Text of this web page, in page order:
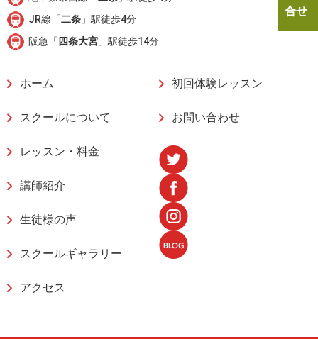
JR線「二条 」駅徒歩4分
阪急「 四条大宮 」駅徒歩14分
ホーム
スクールについて
レッスン・料金
講師紹介
生徒様の声
スクールギャラリー
アクセス
初回体験レッスン
お問い合わせ
合せ